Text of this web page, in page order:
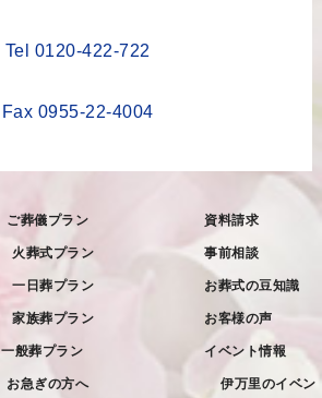
Tel 0120-422-722
Fax 0955-22-4004
ご葬儀プラン
火葬式プラン
一日葬プラン
家族葬プラン
一般葬プラン
お急ぎの方へ
資料請求
事前相談
お葬式の豆知識
お客様の声
イベント情報
伊万里のイベン